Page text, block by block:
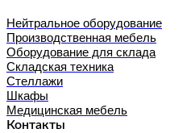
Нейтральное оборудование
Производственная мебель
Оборудование для склада
Складская техника
Стеллажи
Шкафы
Медицинская мебель
Контакты